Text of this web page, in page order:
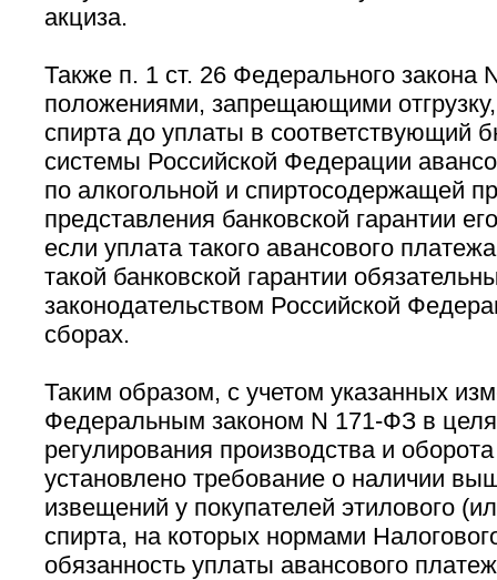
акциза.
Также п. 1 ст. 26 Федерального закона
положениями, запрещающими
спирта до уплаты в соответствующий
системы Российской Федерации
по алкогольной и спиртосодержащей
представления банковской гарантии
если уплата такого авансового
такой банковской гарантии
законодательством Российской
сборах.
Таким образом, с учетом указанных
Федеральным законом N 171-ФЗ в
регулирования производства и
установлено требование о наличии
извещений у покупателей этилового
спирта, на которых нормами
обязанность уплаты авансового